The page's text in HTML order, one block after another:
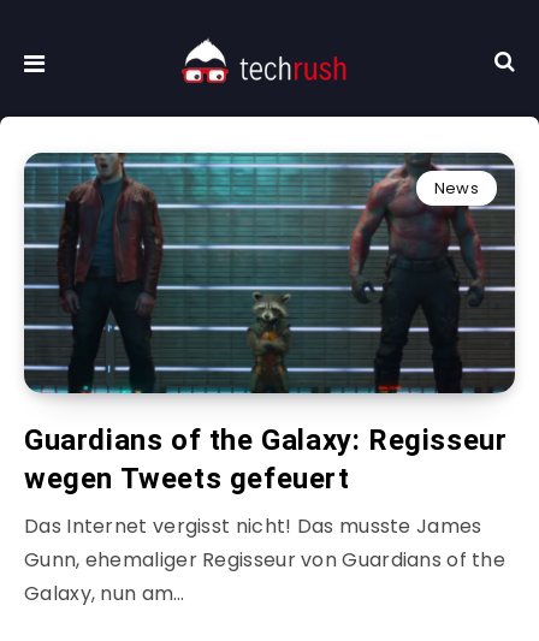
News
Guardians of the Galaxy: Regisseur
wegen Tweets gefeuert
Das Internet vergisst nicht! Das musste James
Gunn, ehemaliger Regisseur von Guardians of the
Galaxy, nun am…